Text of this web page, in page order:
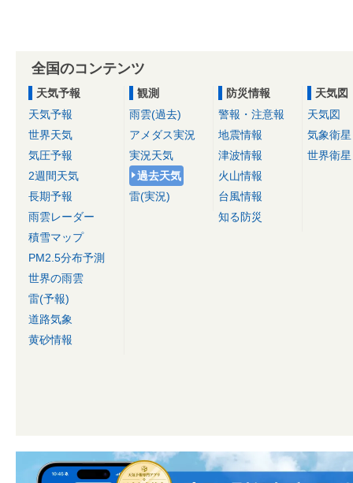
全国のコンテンツ
天気予報
天気予報
世界天気
気圧予報
2週間天気
長期予報
雨雲レーダー
積雪マップ
PM2.5分布予測
世界の雨雲
雷(予報)
道路気象
黄砂情報
観測
雨雲(過去)
アメダス実況
実況天気
過去天気
雷(実況)
防災情報
警報・注意報
地震情報
津波情報
火山情報
台風情報
知る防災
天気図
天気図
気象衛星
世界衛星